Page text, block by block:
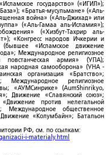
государство» («ИГИЛ»);
«Братья-мусульмане» («Аль-
война» («Аль-Джихад» или
(«Аль-Гамаа аль-Исламия»);
(«Хизбут-Тахрир аль-
«Конгресс народов Ичкерии и
(бывшее «Исламское движение
Международное религиозное
повстанческая армия» (УПА);
народная самооборона» (УНА -
организация «Братство»;
Международное религиозное
«АУМСинрике» (AumShinrikyo,
Движение «Славянский союз»;
против нелегальной
общественное
«Колумбайн»; Батальон
РФ, см. по ссылкам:
i-materialy.html